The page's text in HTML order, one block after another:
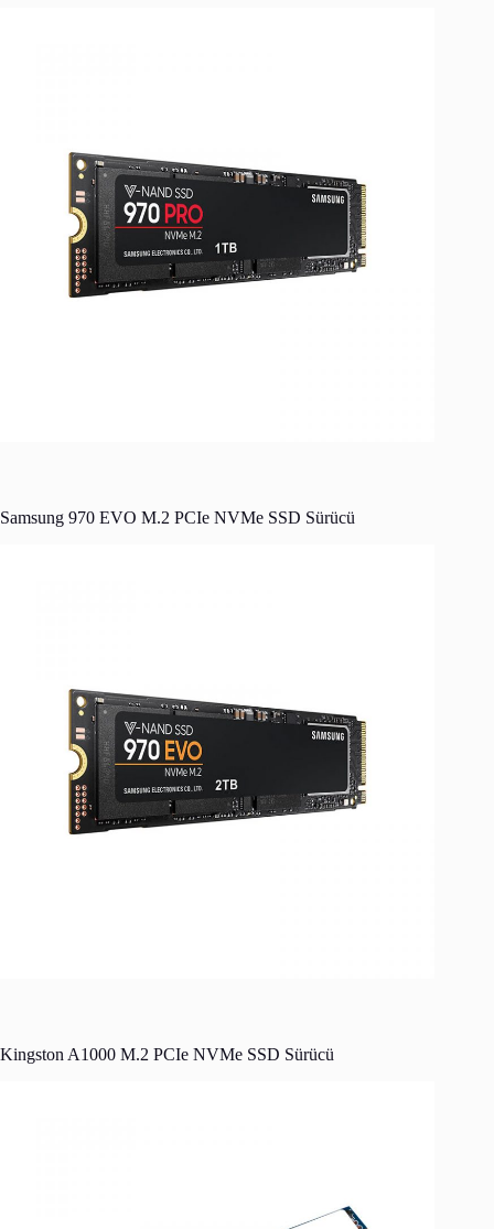
Samsung 970 EVO M.2 PCIe NVMe SSD Sürücü
Kingston A1000 M.2 PCIe NVMe SSD Sürücü